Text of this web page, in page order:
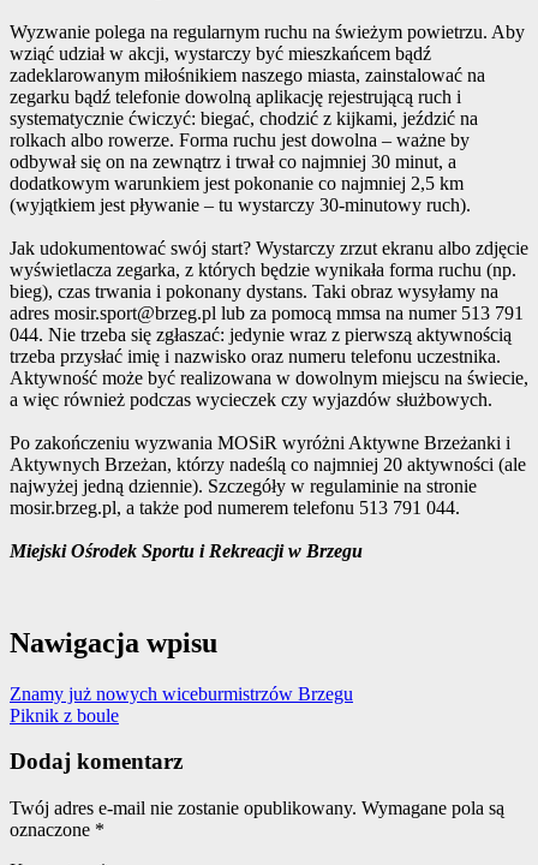
Wyzwanie polega na regularnym ruchu na świeżym powietrzu. Aby
wziąć udział w akcji, wystarczy być mieszkańcem bądź
zadeklarowanym miłośnikiem naszego miasta, zainstalować na
zegarku bądź telefonie dowolną aplikację rejestrującą ruch i
systematycznie ćwiczyć: biegać, chodzić z kijkami, jeździć na
rolkach albo rowerze. Forma ruchu jest dowolna – ważne by
odbywał się on na zewnątrz i trwał co najmniej 30 minut, a
dodatkowym warunkiem jest pokonanie co najmniej 2,5 km
(wyjątkiem jest pływanie – tu wystarczy 30-minutowy ruch).
Jak udokumentować swój start? Wystarczy zrzut ekranu albo zdjęcie
wyświetlacza zegarka, z których będzie wynikała forma ruchu (np.
bieg), czas trwania i pokonany dystans. Taki obraz wysyłamy na
adres mosir.sport@brzeg.pl lub za pomocą mmsa na numer 513 791
044. Nie trzeba się zgłaszać: jedynie wraz z pierwszą aktywnością
trzeba przysłać imię i nazwisko oraz numeru telefonu uczestnika.
Aktywność może być realizowana w dowolnym miejscu na świecie,
a więc również podczas wycieczek czy wyjazdów służbowych.
Po zakończeniu wyzwania MOSiR wyróżni Aktywne Brzeżanki i
Aktywnych Brzeżan, którzy nadeślą co najmniej 20 aktywności (ale
najwyżej jedną dziennie). Szczegóły w regulaminie na stronie
mosir.brzeg.pl, a także pod numerem telefonu 513 791 044.
Miejski Ośrodek Sportu i Rekreacji w Brzegu
Nawigacja wpisu
Znamy już nowych wiceburmistrzów Brzegu
Piknik z boule
Dodaj komentarz
Twój adres e-mail nie zostanie opublikowany. Wymagane pola są
oznaczone *